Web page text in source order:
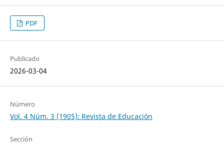
PDF
Publicado
2026-03-04
Número
Vol. 4 Núm. 3 (1905): Revista de Educación
Sección